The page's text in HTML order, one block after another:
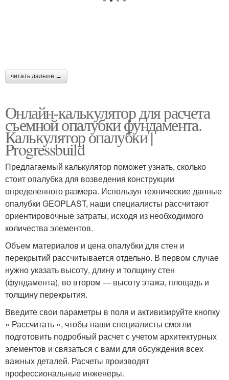
читать дальше →
Онлайн-калькулятор для расчета
съемной опалубки фундамента.
Калькулятор опалубки |
Progressbuild
Предлагаемый калькулятор поможет узнать, сколько
стоит опалубка для возведения конструкции
определенного размера. Используя технические данные
опалубки GEOPLAST, наши специалисты рассчитают
ориентировочные затраты, исходя из необходимого
количества элементов.
Объем материалов и цена опалубки для стен и
перекрытий рассчитывается отдельно. В первом случае
нужно указать высоту, длину и толщину стен
(фундамента), во втором — высоту этажа, площадь и
толщину перекрытия.
Введите свои параметры в поля и активизируйте кнопку
« Рассчитать », чтобы наши специалисты смогли
подготовить подробный расчет с учетом архитектурных
элементов и связаться с вами для обсуждения всех
важных деталей. Расчеты производят
профессиональные инженеры.